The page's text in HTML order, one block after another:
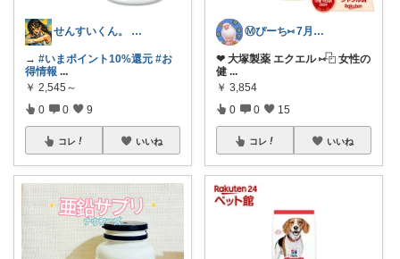
せんすいくん。 ＼情報の海へダイブ／
→ #いまポイント10%還元 #お
得情報 ...
￥ 2,545～
0 0 9
コレ いいね
Ⓜ️ぴーち⑅ 7月感謝です🐥
❤︎ 大塚製薬 エクエル ⑅⿻ 女性の
健 ...
￥ 3,854
0 0 15
コレ いいね